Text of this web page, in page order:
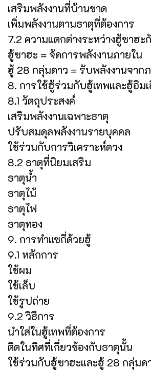
เสริมพลังงานที่บ้านขาด
เพิ่มพลังงานตามธาตุที่ต้องการ
7.2 ความแตกต่างระหว่างฮู้ซาฮ
ฮู้ซาฮะ = จัดการพลังงานภายใน
ฮู้ 28 กลุ่มดาว = รับพลังงานจาก
8. การใช้ฮู้ร่วมกับฮู้เทพและฮู้อิมเ
8.1 วัตถุประสงค์
เสริมพลังงานเฉพาะธาตุ
ปรับสมดุลพลังงานรายบุคคล
ใช้ร่วมกับการวิเคราะห์ดวง
8.2 ธาตุที่นิยมเสริม
ธาตุน้ำ
ธาตุไม้
ธาตุไฟ
ธาตุทอง
9. การทำแซกี่ด้วยฮู้
9.1 หลักการ
ใช้ผม
ใช้เล็บ
ใช้รูปถ่าย
9.2 วิธีการ
นำใส่ในฮู้เทพที่ต้องการ
ติดในทิศที่เกี่ยวข้องกับธาตุนั้น
ใช้ร่วมกับฮู้ซาฮะและฮู้ 28 กลุ่มด